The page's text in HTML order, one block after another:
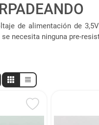
de alimentación de
necesita ninguna pre-